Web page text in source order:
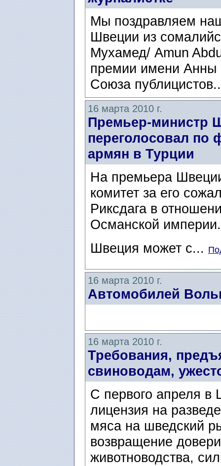
Мы поздравляем
Швеции из
Мухамед/ Amun
премии имени Анны
Союза
16 марта 2010 г.
Премьер-министр
переголосовал по
армян в Турции
На премьера
комитет за его
Риксдага в
Османской
Швеция может с...
16 марта 2010 г.
Автомобилей
16 марта 2010 г.
Требования,
свиноводам,
С первого апреля в
лицензия на
мяса на шведский
возвращение
животноводства,